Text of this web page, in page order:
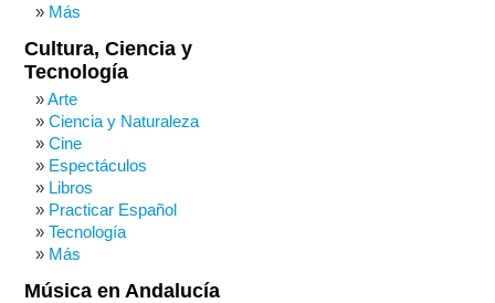
Más
Cultura, Ciencia y
Tecnología
Arte
Ciencia y Naturaleza
Cine
Espectáculos
Libros
Practicar Español
Tecnología
Más
Música en Andalucía